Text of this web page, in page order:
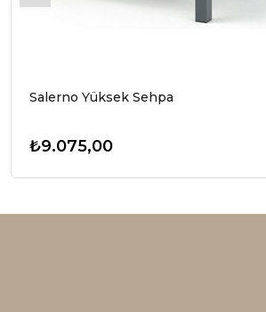
Salerno Yüksek Sehpa
₺9.075,00